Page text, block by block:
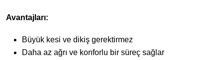
Avantajları:
Büyük kesi ve dikiş gerektirmez
Daha az ağrı ve konforlu bir süreç sağlar